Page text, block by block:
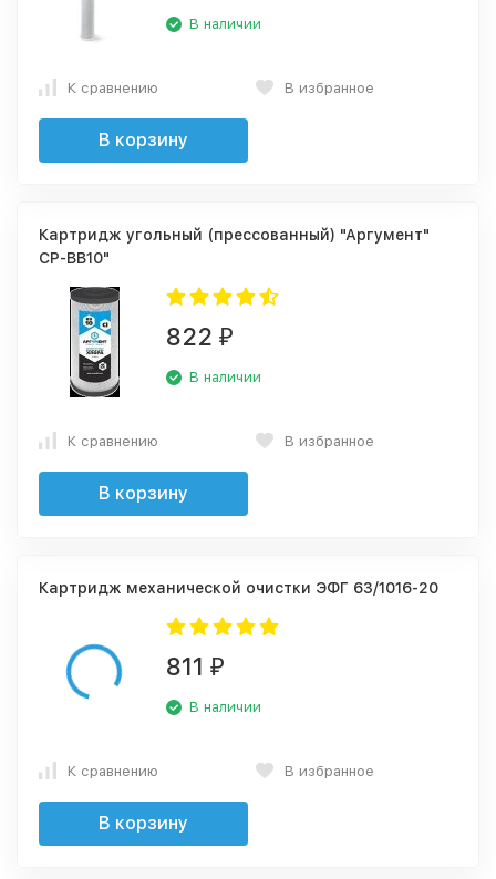
В наличии
К сравнению В избранное
В корзину
Картридж угольный (прессованный) "Аргумент"
CP-BB10"
822 ₽
В наличии
К сравнению В избранное
В корзину
Картридж механической очистки ЭФГ 63/1016-20
811 ₽
В наличии
К сравнению В избранное
В корзину